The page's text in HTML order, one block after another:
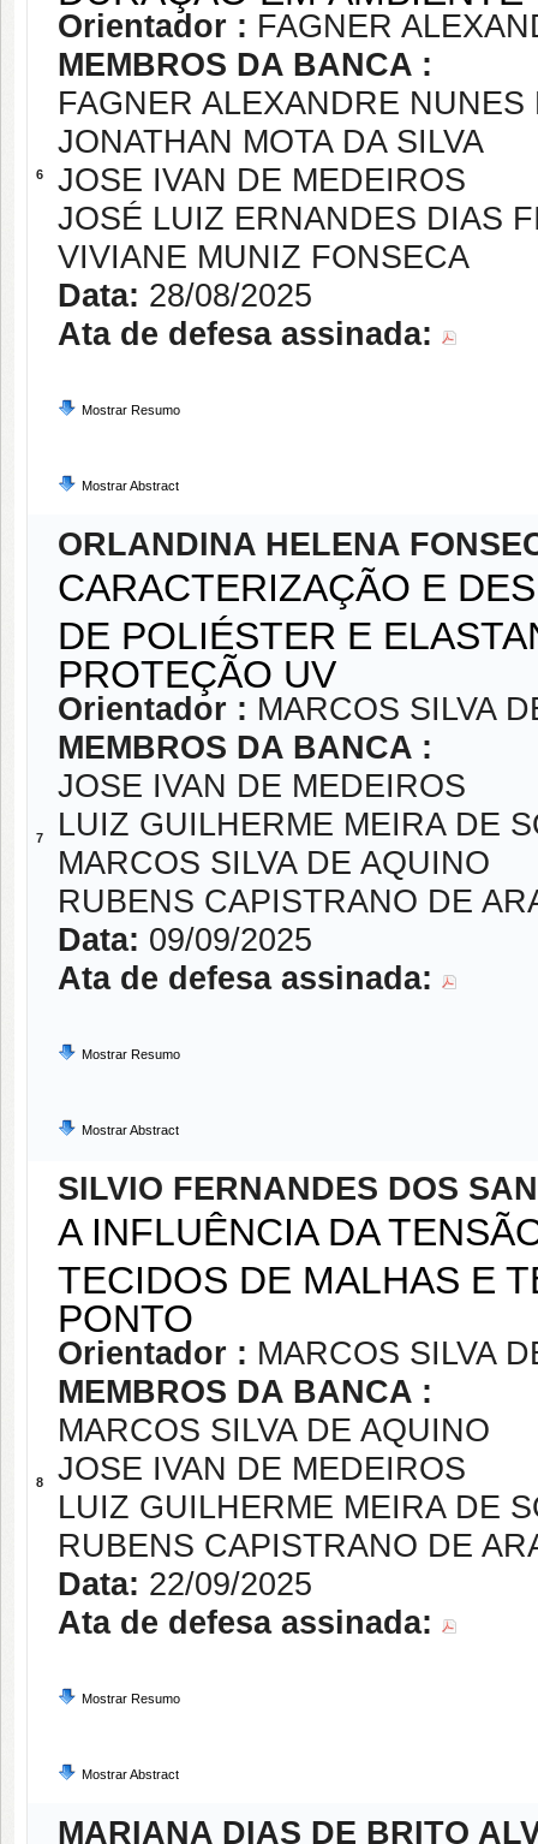
6
Orientador : FAGNER
MEMBROS DA BANCA :
FAGNER ALEXANDRE
JONATHAN MOTA DA SILVA
JOSE IVAN DE MEDEIROS
JOSÉ LUIZ ERNANDES DIAS
VIVIANE MUNIZ FONSECA
Data: 28/08/2025
Ata de defesa assinada:
Mostrar Resumo
Mostrar Abstract
7
ORLANDINA HELENA
CARACTERIZAÇÃO E
DE POLIÉSTER E
PROTEÇÃO UV
Orientador : MARCOS SILVA
MEMBROS DA BANCA :
JOSE IVAN DE MEDEIROS
LUIZ GUILHERME MEIRA DE
MARCOS SILVA DE AQUINO
RUBENS CAPISTRANO DE
Data: 09/09/2025
Ata de defesa assinada:
Mostrar Resumo
Mostrar Abstract
8
SILVIO FERNANDES DOS
A INFLUÊNCIA DA
TECIDOS DE MALHAS E
PONTO
Orientador : MARCOS SILVA
MEMBROS DA BANCA :
MARCOS SILVA DE AQUINO
JOSE IVAN DE MEDEIROS
LUIZ GUILHERME MEIRA DE
RUBENS CAPISTRANO DE
Data: 22/09/2025
Ata de defesa assinada:
Mostrar Resumo
Mostrar Abstract
MARIANA DIAS DE BRITO